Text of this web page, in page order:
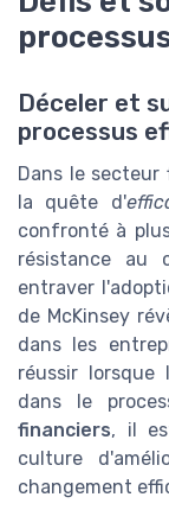
Déceler et
processus
Dans le secteur
la quête d'
confronté à
résistance au
entraver
de McKinsey
dans les
réussir lorsque
dans le
financiers, il
culture
changement